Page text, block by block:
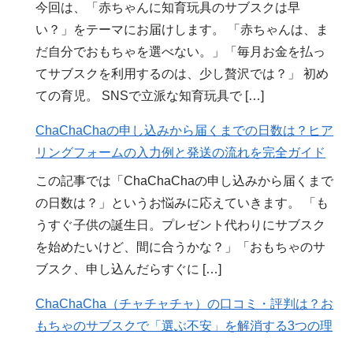
今回は、「赤ちゃんに知育玩具のサブスクは早
い？」をテーマにお届けします。 「赤ちゃんは、ま
だ自分でおもちゃを選べない。」「毎月お金を払っ
てサブスクを利用するのは、少し贅沢では？」 初め
ての育児。 SNSで立派な知育玩具で […]
ChaChaChaの申し込みから届くまでの日数は？ヒア
リングフォームの入力例と発送の流れを完全ガイド
この記事では「ChaChaChaの申し込みから届くまで
の日数は？」というお悩みに応えていきます。 「も
うすぐ子供の誕生日。プレゼント代わりにサブスク
を始めたいけど、間に合うかな？」「おもちゃのサ
ブスク、申し込んだらすぐに […]
ChaChaCha（チャチャチャ）の口コミ・評判は？お
もちゃのサブスクで「選ぶ不安」を解消する3つの理